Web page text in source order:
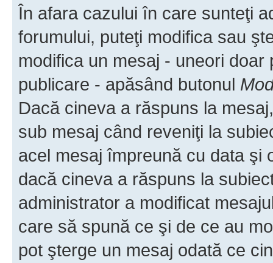
În afara cazului în care sunteţi
forumului, puteţi modifica sau
modifica un mesaj - uneori
publicare - apăsând butonul
Dacă cineva a răspuns la
sub mesaj când reveniţi la
acel mesaj împreună cu data şi
dacă cineva a răspuns la
administrator a modificat
care să spună ce şi de ce au
pot şterge un mesaj odată ce